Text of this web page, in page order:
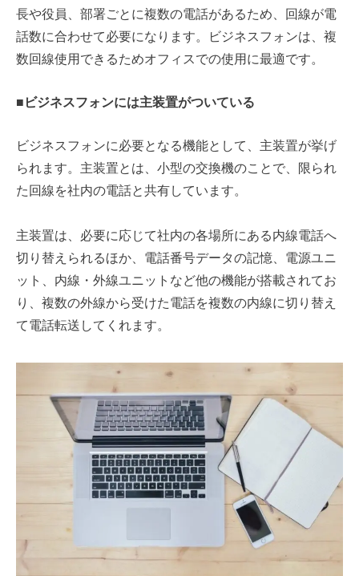
長や役員、部署ごとに複数の電話があるため、回線が電
話数に合わせて必要になります。ビジネスフォンは、複
数回線使用できるためオフィスでの使用に最適です。
■ビジネスフォンには主装置がついている
ビジネスフォンに必要となる機能として、主装置が挙げ
られます。主装置とは、小型の交換機のことで、限られ
た回線を社内の電話と共有しています。
主装置は、必要に応じて社内の各場所にある内線電話へ
切り替えられるほか、電話番号データの記憶、電源ユニ
ット、内線・外線ユニットなど他の機能が搭載されてお
り、複数の外線から受けた電話を複数の内線に切り替え
て電話転送してくれます。